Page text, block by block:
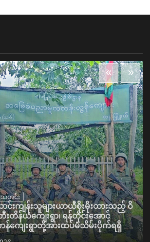
သတင်း
းကျန်းသူများယာယီစိုးမိုးထားသည့် ဝိ
းတိန်ယံကျေးရွာ၊ ရန်တိုင်းအောင်
န်ကျေးရွာတို့အားထပ်မံသိမ်းပိုက်ရရှိ